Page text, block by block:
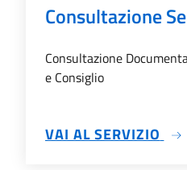
Consultazione
Consultazione
e Consiglio
VAI AL SERVIZIO